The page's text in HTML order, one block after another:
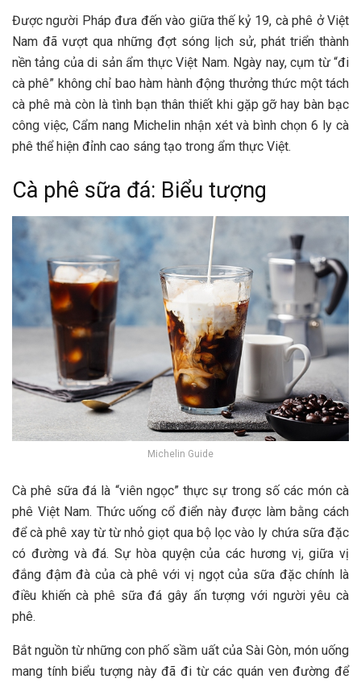
Được người Pháp đưa đến vào giữa thế kỷ 19, cà phê ở Việt
Nam đã vượt qua những đợt sóng lịch sử, phát triển thành
nền tảng của di sản ẩm thực Việt Nam. Ngày nay, cụm từ “đi
cà phê” không chỉ bao hàm hành động thưởng thức một tách
cà phê mà còn là tình bạn thân thiết khi gặp gỡ hay bàn bạc
công việc, Cẩm nang Michelin nhận xét và bình chọn 6 ly cà
phê thể hiện đỉnh cao sáng tạo trong ẩm thực Việt.
Cà phê sữa đá: Biểu tượng
Michelin Guide
Cà phê sữa đá là “viên ngọc” thực sự trong số các món cà
phê Việt Nam. Thức uống cổ điển này được làm bằng cách
để cà phê xay từ từ nhỏ giọt qua bộ lọc vào ly chứa sữa đặc
có đường và đá. Sự hòa quyện của các hương vị, giữa vị
đắng đậm đà của cà phê với vị ngọt của sữa đặc chính là
điều khiến cà phê sữa đá gây ấn tượng với người yêu cà
phê.
Bắt nguồn từ những con phố sầm uất của Sài Gòn, món uống
mang tính biểu tượng này đã đi từ các quán ven đường để